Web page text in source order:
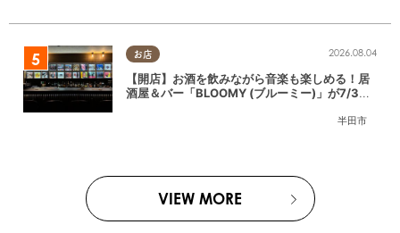
お店
半田市
2026.08.04
【開店】お酒を飲みながら音楽も楽しめる！居
酒屋＆バー「BLOOMY (ブルーミー)」が7/3
VIEW MORE